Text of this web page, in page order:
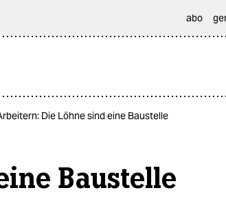
abo
Die Löhne sind eine Baustelle
Baustelle